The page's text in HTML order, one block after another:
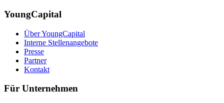
YoungCapital
Über YoungCapital
Interne Stellenangebote
Presse
Partner
Kontakt
Für Unternehmen